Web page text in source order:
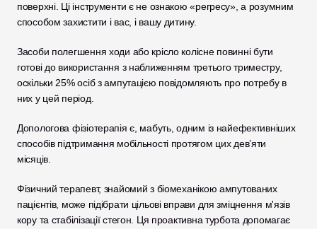
поверхні. Ці інструменти є не ознакою «регресу», а розумним
способом захистити і вас, і вашу дитину.
Засоби полегшення ходи або крісло колісне повинні бути
готові до використання з наближенням третього триместру,
оскільки 25% осіб з ампутацією повідомляють про потребу в
них у цей період.
Допологова фізіотерапія є, мабуть, одним із найефективніших
способів підтримання мобільності протягом цих дев’яти
місяців.
Фізичний терапевт, знайомий з біомеханікою ампутованих
пацієнтів, може підібрати цільові вправи для зміцнення м'язів
кору та стабілізації стегон. Ця проактивна турбота допомагає